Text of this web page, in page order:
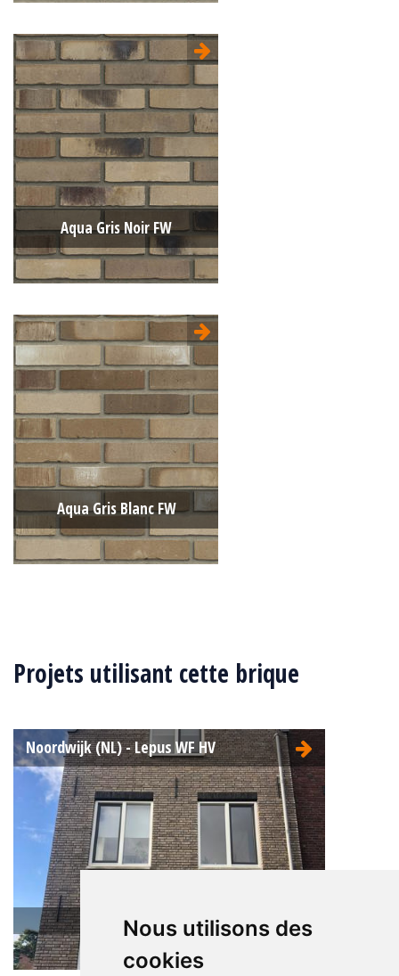
Nous utilisons des
cookies
Type:
Sterrewaard
Format:
WF 210x100x50
La structure: Unie
Couleur:
Gris
Aqua Gris Noir FW
Type:
Aqua
Format:
WF 210x100x50
Nuancée
Couleur:
Gris
Aqua Gris Blanc FW
Format:
WF 210x100x50
La structure: Nuancée
Projets utilisant cette brique
Noordwijk (NL) - Lepus WF HV
Lepus MM FW